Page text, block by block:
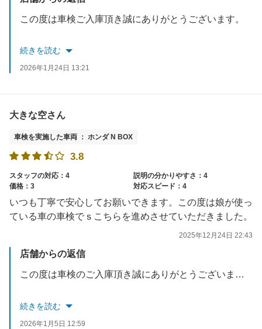
この度は車検ご入庫頂き誠にありがとうございます。
今後もお困りごと等ございましたらぜひお気軽にお問合せ下さい。
続きを読む
2026年1月24日 13:21
大きな空さん
車検を実施した車両 ： ホンダ N BOX
3.8
スタッフの対応：4
説明の分かりやすさ：4
価格：3
対応スピード：4
いつも丁寧で安心してお願いできます。この度は娘が使っ
ている車の車検でｓこちらを進めさせていただきました。
2025年12月24日 22:43
店舗からの返信
この度は車検のご入庫頂き誠にありがとうございます。
今後ともお客様のカーライフのお手伝いをさせていただければ
続きを読む
2026年1月5日 12:59